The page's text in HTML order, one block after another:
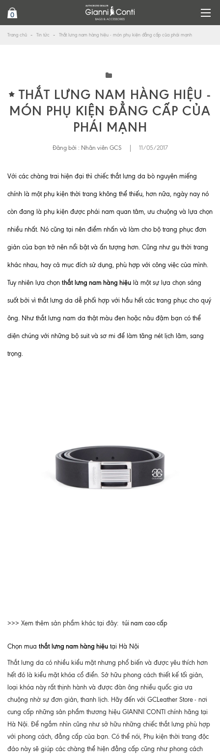
0
Trang chủ Tin tức Thắt lưng nam hàng hiệu - món phụ kiện đẳng cấp của phái mạnh
THẮT LƯNG NAM HÀNG HIỆU -
MÓN PHỤ KIỆN ĐẲNG CẤP CỦA
PHÁI MẠNH
Đăng bởi : Nhân viên GCS 11/05/2017
Với các chàng trai hiện đại thì chiếc thắt lưng da bò nguyên miếng
chính là một phụ kiện thời trang không thể thiếu, hơn nữa, ngày nay nó
còn đang là phụ kiện được phái nam quan tâm, ưu chuộng và lựa chọn
nhiều nhất. Nó cũng tại nên điểm nhấn và làm cho bộ trang phục đơn
giản của bạn trở nên nổi bật và ấn tượng hơn. Cũng như gu thời trang
khác nhau, hay cả mục đích sử dụng, phù hợp với công việc của mình.
Tuy nhiên lựa chọn thắt lưng nam hàng hiệu là một sự lựa chọn sáng
suốt bởi vì thắt lưng da dễ phối hợp với hầu hết các trang phục cho quý
ông. Như thắt lưng nam da thật màu đen hoặc nâu đậm bạn có thể
diện chúng với những bộ suit và sơ mi để làm tăng nét lịch lãm, sang
trọng.
>>> Xem thêm sản phẩm khác tại đây: túi nam cao cấp
Chọn mua thắt lưng nam hàng hiệu tại Hà Nội
Thắt lưng da có nhiều kiểu mặt nhưng phổ biến và được yêu thích hơn
hết đó là kiểu mặt khóa cổ điển. Sở hữu phong cách thiết kế tối giản,
loại khóa này rất thịnh hành và được đàn ông nhiều quốc gia ưa
chuộng nhờ sự đơn giản, thanh lịch. Hãy đến với GCLeather Store - nơi
cung cấp những sản phẩm thương hiệu GIANNI CONTI chính hãng tại
Hà Nội. Để ngắm nhìn cũng như sở hữu những chiếc thắt lưng phù hợp
với phong cách, đẳng cấp của bạn. Có thể nói, Phụ kiện thời trang độc
đáo này sẽ giúp các chàng thể hiện đẳng cấp cũng như phong cách